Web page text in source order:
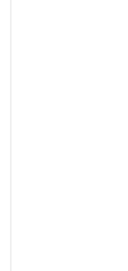
しかし、自
の証拠を掴
は夫婦と言
ここでは、
浮気調査を